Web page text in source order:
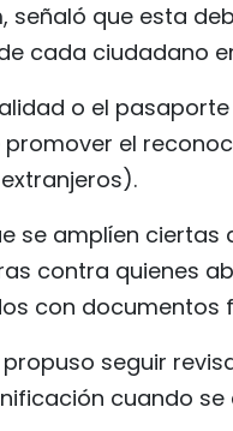
señaló que esta
cada ciudadano
o el
promover el
se amplíen ciertas
contra quienes
con documentos
propuso seguir
cuando